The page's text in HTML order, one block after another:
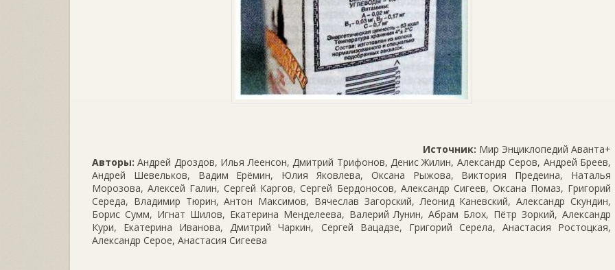
Источник: Мир Энциклопедий Аванта+
Авторы: Андрей Дроздов, Илья Леенсон, Дмитрий Трифонов, Денис Жилин, Александр Серов, Андрей Бреев,
Андрей Шевельков, Вадим Ерёмин, Юлия Яковлева, Оксана Рыжова, Виктория Предеина, Наталья
Морозова, Алексей Галин, Сергей Каргов, Сергей Бердоносов, Александр Сигеев, Оксана Помаз, Григорий
Середа, Владимир Тюрин, Антон Максимов, Вячеслав Загорский, Леонид Каневский, Александр Скундин,
Борис Сумм, Игнат Шилов, Екатерина Менделеева, Валерий Лунин, Абрам Блох, Пётр Зоркий, Александр
Кури, Екатерина Иванова, Дмитрий Чаркин, Сергей Вацадзе, Григорий Серела, Анастасия Ростоцкая,
Александр Серое, Анастасия Сигеева